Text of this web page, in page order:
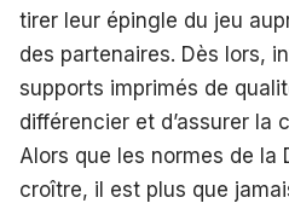
tirer leur épingle du jeu
des partenaires. Dès lors,
supports imprimés de
différencier et d’assurer la
Alors que les normes de la
croître, il est plus que